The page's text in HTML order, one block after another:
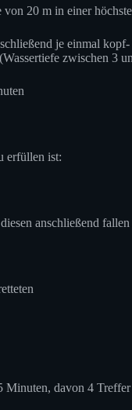
20 m in einer
je einmal
zwischen 3
erfüllen ist:
anschließend fallen
Minuten, davon 4 Treffer